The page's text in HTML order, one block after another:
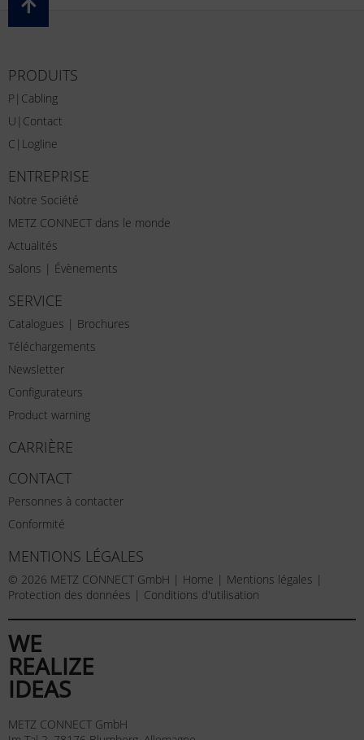
PRODUITS
P|Cabling
U|Contact
C|Logline
ENTREPRISE
Notre Société
METZ CONNECT dans le monde
Actualités
Salons | Évènements
SERVICE
Catalogues | Brochures
Téléchargements
Newsletter
Configurateurs
Product warning
CARRIÈRE
CONTACT
Personnes à contacter
Conformité
MENTIONS LÉGALES
© 2026 METZ CONNECT GmbH | Home | Mentions légales |
Protection des données | Conditions d'utilisation
WE
REALIZE
IDEAS
METZ CONNECT GmbH